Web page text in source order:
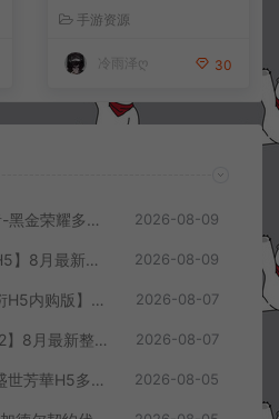
果双端+详细搭建教程+视频
教程
手游资源
冷雨泽ღ 30
卡牌回合手游【火影忍者-黑金荣耀多区跨服平台币内购版】8月最新整理Linux手工服务端+CDK授权后台+安卓+详细搭建教程+视频教程 2026-08-09
三网H5游戏【萌斗三国H5】8月最新整理Win一键服务端+GM充值后台+简易安卓客户端+详细搭建教程+视频教程 2026-08-09
三网H5游戏【九州长生衍H5内购版】8月最新整理Linux手工服务端+管理后台+GM授权后台+简易安卓客户端+详细搭建教程+视频教程 2026-08-07
MT3换皮MH【大梦一场2】8月最新整理Linux手工服务端+源码+管理后台+安卓苹果双端+详细搭建教程+视频教程 2026-08-07
三网H5宫斗养成游戏【盛世芳華H5多区跨服代金券内购优化版】8月最新整理Linux手工服务端+CDK授权后台+全资源安卓+详细搭建教程+视频教程 2026-08-05